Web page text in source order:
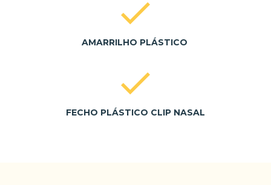
AMARRILHO PLÁSTICO
FECHO PLÁSTICO CLIP NASAL